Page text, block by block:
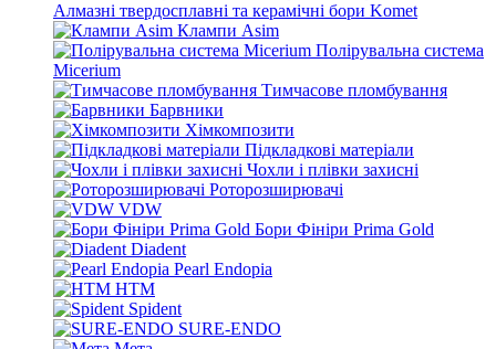
Алмазні твердосплавні та керамічні бори Komet
Клампи Asim
Полірувальна система
Micerium
Тимчасове пломбування
Барвники
Хімкомпозити
Підкладкові матеріали
Чохли і плівки захисні
Роторозширювачі
VDW
Бори Фініри Prima Gold
Diadent
Pearl Endopia
HTM
Spident
SURE-ENDO